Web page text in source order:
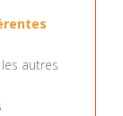
autres